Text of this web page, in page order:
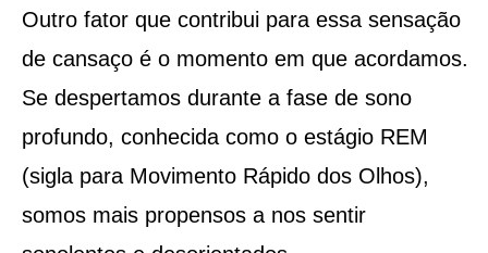
Outro fator que contribui para essa sensação
de cansaço é o momento em que acordamos.
Se despertamos durante a fase de sono
profundo, conhecida como o estágio REM
(sigla para Movimento Rápido dos Olhos),
somos mais propensos a nos sentir